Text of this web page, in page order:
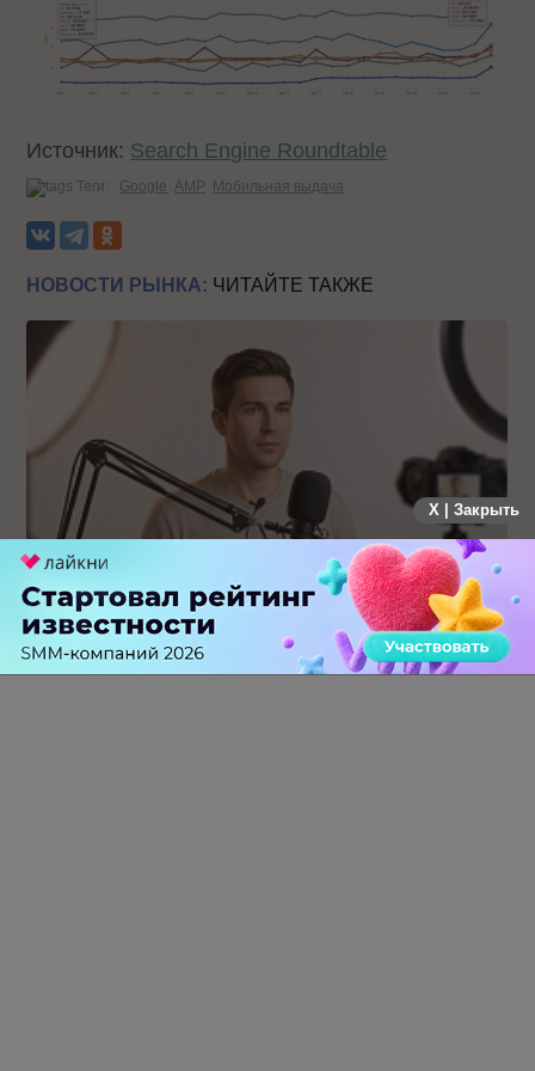
Источник: Search Engine Roundtable
Теги: Google AMP Мобильная выдача
НОВОСТИ РЫНКА: ЧИТАЙТЕ ТАКЖЕ
Российский рынок инфлюенс-маркетинга вошел в фазу
стагнации после нескольких лет роста
X | Закрыть